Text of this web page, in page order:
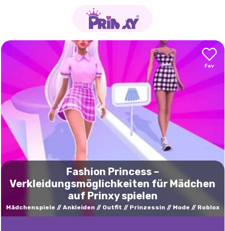
Fashion Princess –
Verkleidungsmöglichkeiten für Mädchen
auf Prinxy spielen
Mädchenspiele Ankleiden Outfit Prinzessin Mode Roblox